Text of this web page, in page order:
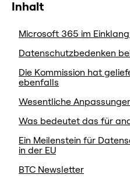
Inhalt
Microsoft 365 im
Datenschutzbedenken
Die Kommission hat
ebenfalls
Wesentliche
Was bedeutet das für
Ein Meilenstein für
in der EU
BTC Newsletter